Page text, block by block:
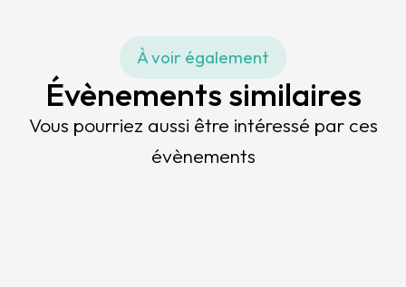
À voir également
Évènements similaires
Vous pourriez aussi être intéressé par ces
évènements